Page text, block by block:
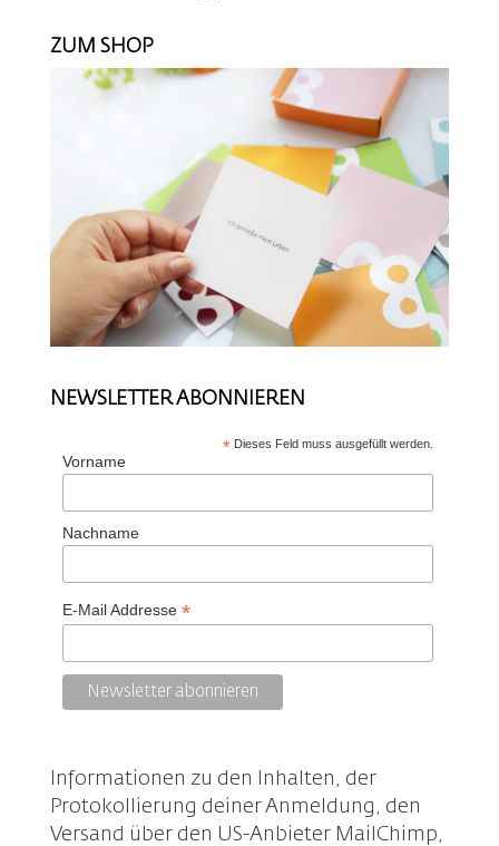
ZUM SHOP
NEWSLETTER ABONNIEREN
* Dieses Feld muss ausgefüllt werden.
Vorname
Nachname
E-Mail Addresse *
Informationen zu den Inhalten, der
Protokollierung deiner Anmeldung, den
Versand über den US-Anbieter MailChimp,